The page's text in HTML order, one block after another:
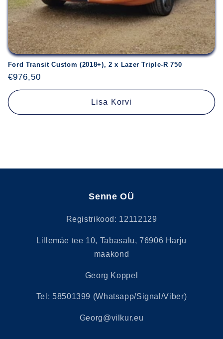
Ford Transit Custom (2018+), 2 x Lazer Triple-R 750
Hind
€976,50
Lisa Korvi
Senne OÜ
Registrikood: 12112129
Lillemäe tee 10, Tabasalu, 76906 Harju
maakond
Georg Koppel
Tel: 58501399 (Whatsapp/Signal/Viber)
Georg@vilkur.eu